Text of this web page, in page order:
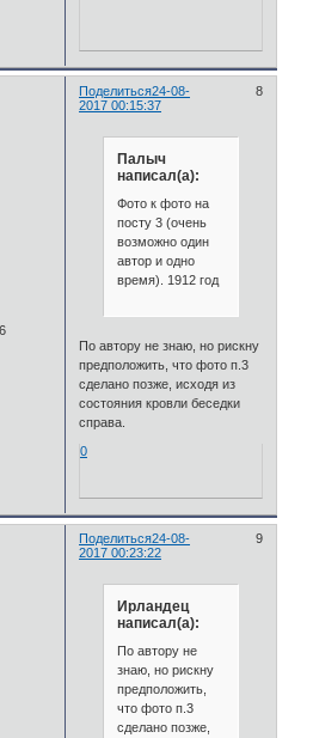
Поделиться 8
24-08-
2017 00:15:37
Палыч
написал(а):
Фото к фото на
посту 3 (очень
возможно один
автор и одно
время). 1912 год
По автору не знаю, но рискну
предположить, что фото п.3
сделано позже, исходя из
состояния кровли беседки
справа.
0
Поделиться 9
24-08-
2017 00:23:22
Ирландец
написал(а):
По автору не
знаю, но рискну
предположить,
что фото п.3
сделано позже,